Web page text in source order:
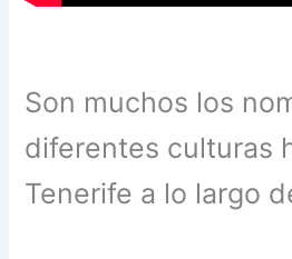
Son muchos los
diferentes culturas
Tenerife a lo largo